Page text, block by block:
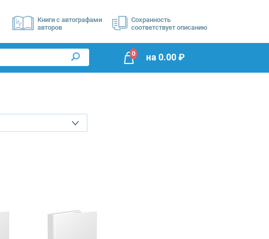
Книги с автографами
авторов
Сохранность
соответствует описанию
0 на 0.00₽